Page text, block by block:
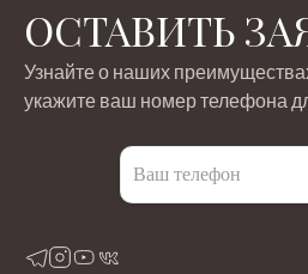
ОСТАВИТЬ
Узнайте о наших
укажите ваш номер телефона